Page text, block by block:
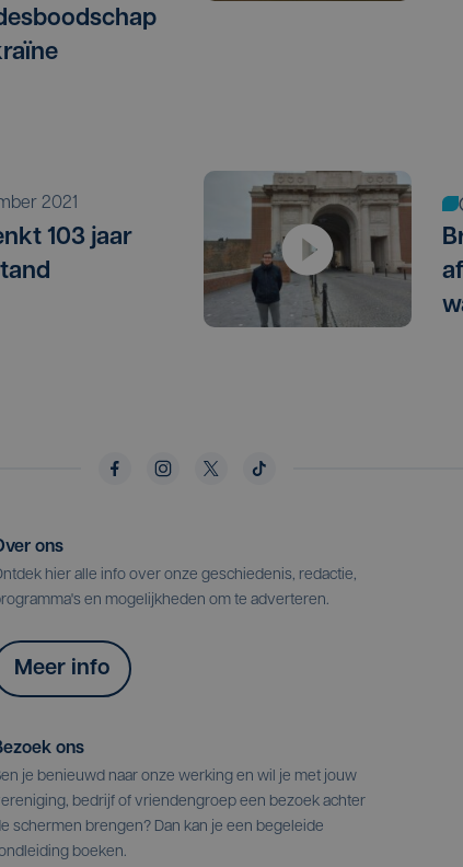
2021
103 jaar
ons
hier alle info over onze geschiedenis, redactie,
en mogelijkheden om te adverteren.
Meer info
ons
je benieuwd naar onze werking en wil je met jouw
bedrijf of vriendengroep een bezoek achter
schermen brengen? Dan kan je een begeleide
boeken.